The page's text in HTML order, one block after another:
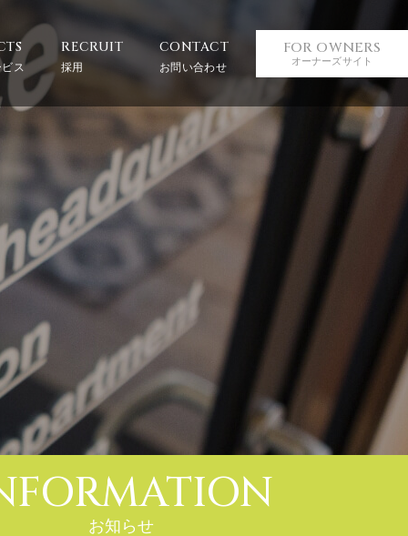
ス
RECRUIT
採用
CONTACT
お問い合わせ
FOR OWNERS
オーナーズサイト
お知らせ